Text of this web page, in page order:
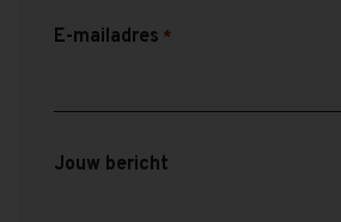
E-mailadres *
Jouw bericht